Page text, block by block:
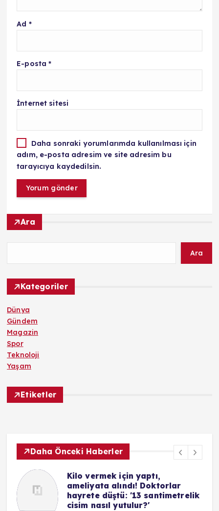
Ad *
E-posta*
İnternet sitesi
Daha sonraki yorumlarımda kullanılması için
adım, e-posta adresim ve site adresim bu
tarayıcıya kaydedilsin.
Ara
Ara
Kategoriler
Dünya
Gündem
Magazin
Spor
Teknoloji
Yaşam
Etiketler
Daha Önceki Haberler
Kilo vermek için yaptı,
ameliyata alındı! Doktorlar
hayrete düştü: '13 santimetrelik
cisim nasıl yutulur?'